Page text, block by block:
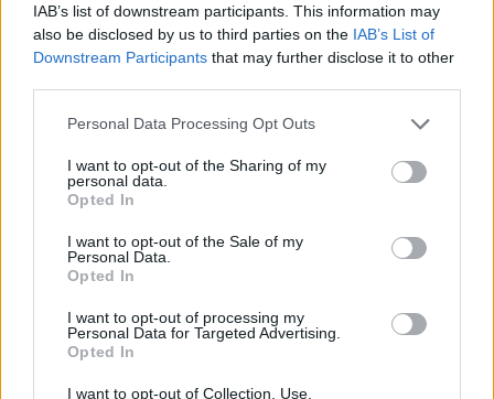
IAB’s list of downstream participants. This information may
also be disclosed by us to third parties on the IAB’s List of
Downstream Participants that may further disclose it to other
Personal Data Processing Opt Outs
I want to opt-out of the Sharing of my
personal data.
Opted In
I want to opt-out of the Sale of my
Personal Data.
Opted In
I want to opt-out of processing my
Personal Data for Targeted Advertising.
Opted In
I want to opt-out of Collection, Use,